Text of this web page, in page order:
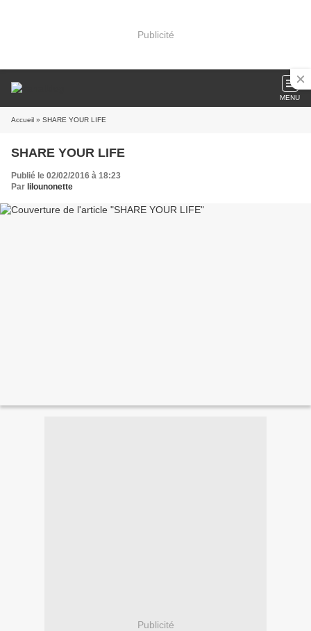
Publicité
MENU
Accueil » SHARE YOUR LIFE
SHARE YOUR LIFE
Publié le 02/02/2016 à 18:23
Par lilounonette
Publicité